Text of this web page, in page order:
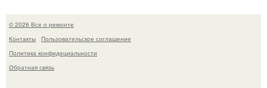
© 2026 Все о ремонте
Контакты
Пользовательское соглашение
Политика конфидециальности
Обратная связь